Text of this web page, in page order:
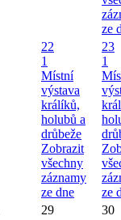
ze
22
1
Místní
výstava
králíků,
holubů a
drůbeže
Zobrazit
všechny
záznamy
ze dne
23
1
ze
29 30